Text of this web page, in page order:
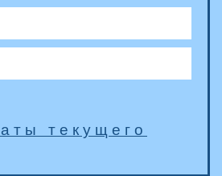
текущего